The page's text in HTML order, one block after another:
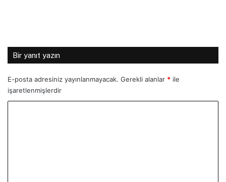
Bir yanıt yazın
E-posta adresiniz yayınlanmayacak. Gerekli alanlar * ile
işaretlenmişlerdir